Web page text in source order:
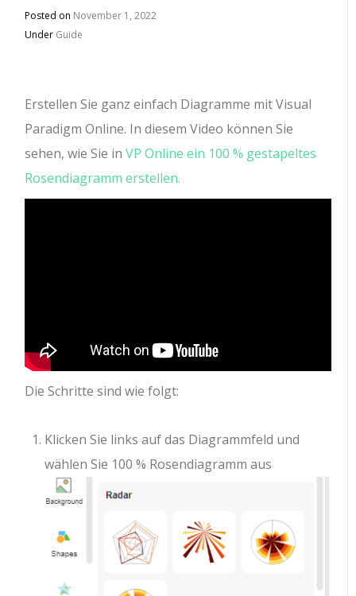
Posted on November 1, 2022
Under Guide
Erstellen Sie ganz einfach Diagramme mit Visual
Paradigm Online. In diesem Video können Sie
sehen, wie Sie inVP Online ein 100 % gestapeltes
Rosendiagramm erstellen.
Die Schritte sind wie folgt:
Klicken Sie links auf das Diagrammfeld und
wählen Sie 100 % Rosendiagramm aus